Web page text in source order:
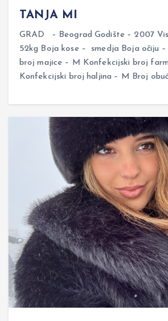
TANJA MI
GRAD – Beograd Godište – 2007
52kg Boja kose – smedja Boja očiju
broj majice – M Konfekcijski broj
Konfekcijski broj haljina – M Broj